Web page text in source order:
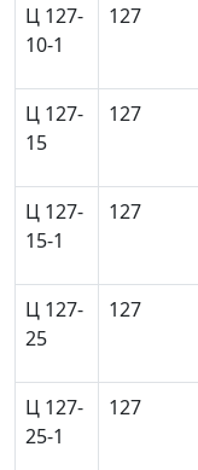
Ц 127-
10-1
127
Ц 127-
15
127
Ц 127-
15-1
127
Ц 127-
25
127
Ц 127-
25-1
127